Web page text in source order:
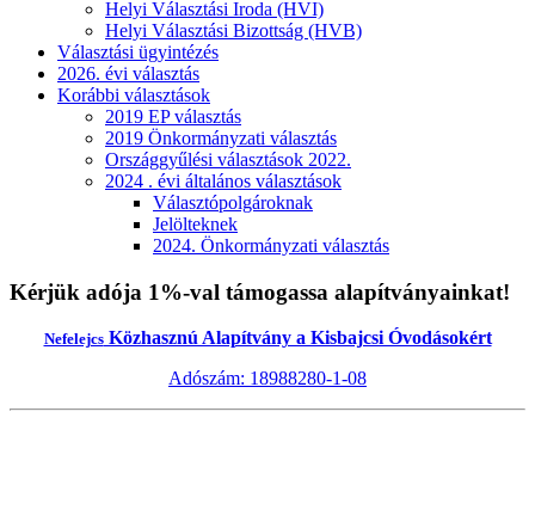
Helyi Választási Iroda (HVI)
Helyi Választási Bizottság (HVB)
Választási ügyintézés
2026. évi választás
Korábbi választások
2019 EP választás
2019 Önkormányzati választás
Országgyűlési választások 2022.
2024 . évi általános választások
Választópolgároknak
Jelölteknek
2024. Önkormányzati választás
Kérjük adója 1%-val támogassa alapítványainkat!
NefelejcsKözhasznú Alapítvány a Kisbajcsi Óvodásokért
Adószám: 18988280-1-08